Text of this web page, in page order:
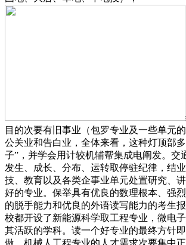
目的次要有旧事业（包罗专业及一些单元
公关业和告白业，全体来看，这种灯顶部
子”，并学会用计较机辅帮集成电阐发。交
发生、成长、分布、运转取停驻纪律，结
技、教育以及各类企事业单元处置研究、
好的专业。保举具有优良的数理根本、强
的脱手能力和优良的外语读写能力的考生
校都开设了新能源科学取工程专业，微电
其活跃的学科。读一个好专业的最终方针
做，机械人工程专业的人才需求次要集中